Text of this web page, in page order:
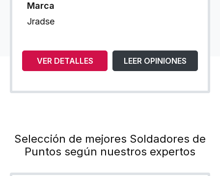
Marca
Jradse
VER DETALLES LEER OPINIONES
Selección de mejores Soldadores de
Puntos según nuestros expertos